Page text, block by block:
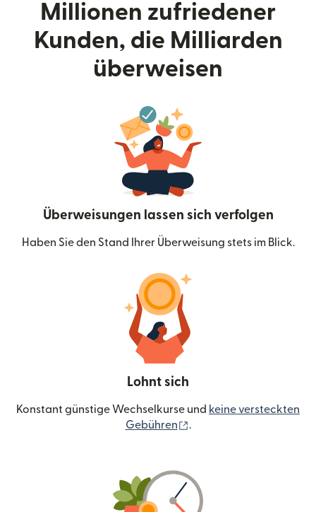
Millionen zufriedener
Kunden, die Milliarden
überweisen
Überweisungen lassen sich verfolgen
Haben Sie den Stand Ihrer Überweisung stets im Blick.
Lohnt sich
Konstant günstige Wechselkurse und keine versteckten
Gebühren
.